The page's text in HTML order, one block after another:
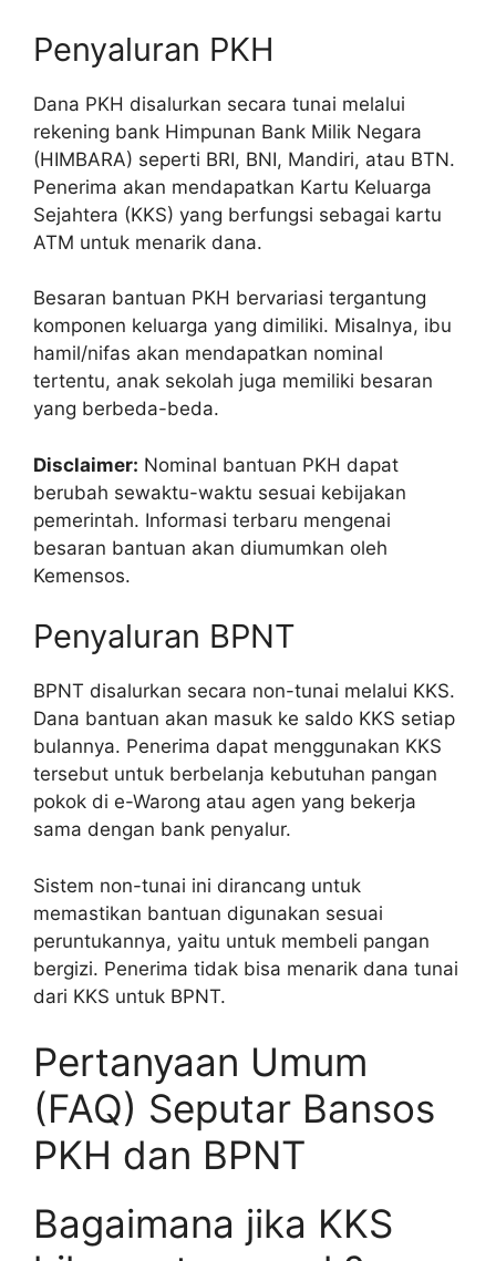
Penyaluran PKH
Dana PKH disalurkan secara tunai melalui
rekening bank Himpunan Bank Milik Negara
(HIMBARA) seperti BRI, BNI, Mandiri, atau BTN.
Penerima akan mendapatkan Kartu Keluarga
Sejahtera (KKS) yang berfungsi sebagai kartu
ATM untuk menarik dana.
Besaran bantuan PKH bervariasi tergantung
komponen keluarga yang dimiliki. Misalnya, ibu
hamil/nifas akan mendapatkan nominal
tertentu, anak sekolah juga memiliki besaran
yang berbeda-beda.
Disclaimer: Nominal bantuan PKH dapat
berubah sewaktu-waktu sesuai kebijakan
pemerintah. Informasi terbaru mengenai
besaran bantuan akan diumumkan oleh
Kemensos.
Penyaluran BPNT
BPNT disalurkan secara non-tunai melalui KKS.
Dana bantuan akan masuk ke saldo KKS setiap
bulannya. Penerima dapat menggunakan KKS
tersebut untuk berbelanja kebutuhan pangan
pokok di e-Warong atau agen yang bekerja
sama dengan bank penyalur.
Sistem non-tunai ini dirancang untuk
memastikan bantuan digunakan sesuai
peruntukannya, yaitu untuk membeli pangan
bergizi. Penerima tidak bisa menarik dana tunai
dari KKS untuk BPNT.
Pertanyaan Umum
(FAQ) Seputar Bansos
PKH dan BPNT
Bagaimana jika KKS